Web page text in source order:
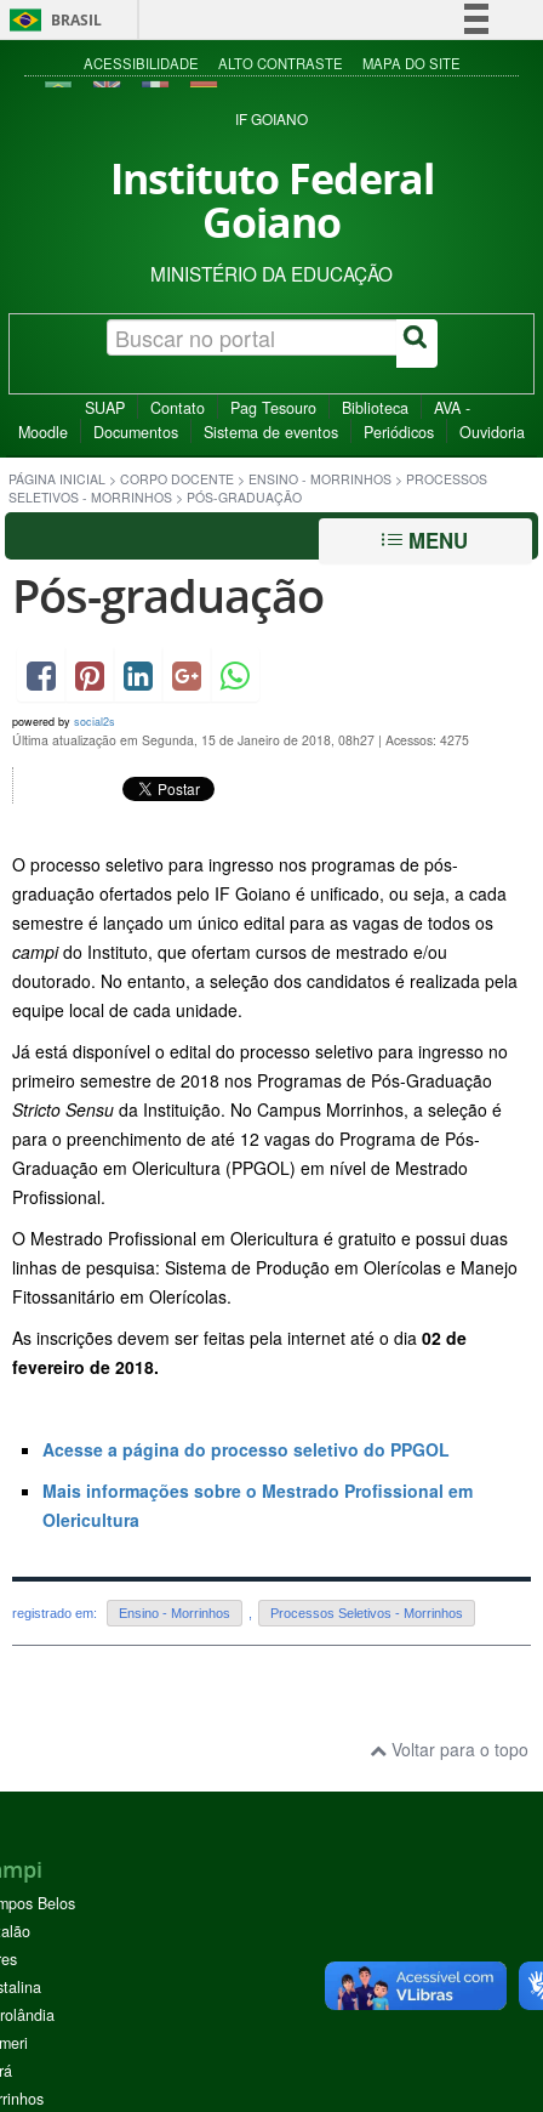
BRASIL
Simplifique!
Acesso à informação
ACESSIBILIDADE ALTO CONTRASTE MAPA DO SITE
IF GOIANO
Instituto Federal
Goiano
MINISTÉRIO DA EDUCAÇÃO
SUAP Contato Pag Tesouro Biblioteca
AVA -
Moodle
Documentos Sistema de eventos Periódicos Ouvidoria
PÁGINA INICIAL > CORPO DOCENTE > ENSINO - MORRINHOS > PROCESSOS
SELETIVOS - MORRINHOS > PÓS-GRADUAÇÃO
MENU
Pós-graduação
powered by social2s
Última atualização em Segunda, 15 de Janeiro de 2018, 08h27 | Acessos: 4275
O processo seletivo para ingresso nos programas de pós-
graduação ofertados pelo IF Goiano é unificado, ou seja, a cada
semestre é lançado um único edital para as vagas de todos os
campido Instituto, que ofertam cursos de mestrado e/ou
doutorado. No entanto, a seleção dos candidatos é realizada pela
equipe local de cada unidade.
Já está disponível o edital do processo seletivo para ingresso no
primeiro semestre de 2018 nos Programas de Pós-Graduação
Stricto Sensu da Instituição. No Campus Morrinhos, a seleção é
para o preenchimento de até 12 vagas do Programa de Pós-
Graduação em Olericultura (PPGOL) em nível de Mestrado
Profissional.
O Mestrado Profissional em Olericultura é gratuito e possui duas
linhas de pesquisa: Sistema de Produção em Olerícolas e Manejo
Fitossanitário em Olerícolas.
As inscrições devem ser feitas pela internet até o dia 02 de
fevereiro de 2018.
Acesse a página do processo seletivo do PPGOL
Mais informações sobre o Mestrado Profissional em
Olericultura
registrado em: Ensino - Morrinhos Processos Seletivos - Morrinhos
Voltar para o topo
Belos